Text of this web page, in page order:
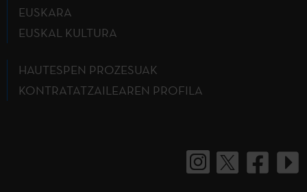
EUSKARA
EUSKAL KULTURA
HAUTESPEN PROZESUAK
KONTRATATZAILEAREN PROFILA